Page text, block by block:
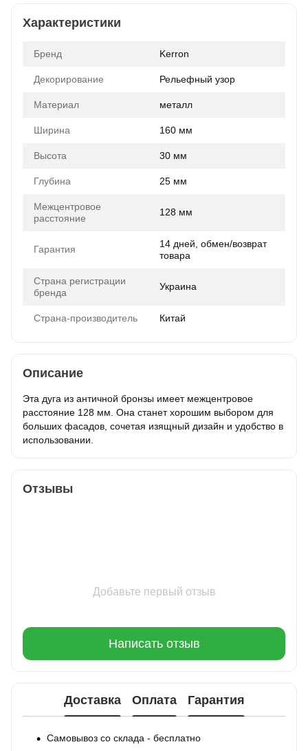
Характеристики
Бренд Kerron
Декорирование Рельефный узор
Материал металл
Ширина 160 мм
Высота 30 мм
Глубина 25 мм
Межцентровое
расстояние
128 мм
Гарантия
14 дней, обмен/возврат
товара
Страна регистрации
бренда
Украина
Страна-производитель Китай
Описание
Эта дуга из античной бронзы имеет межцентровое
расстояние 128 мм. Она станет хорошим выбором для
больших фасадов, сочетая изящный дизайн и удобство в
использовании.
Отзывы
Добавьте первый отзыв
Написать отзыв
Доставка Оплата Гарантия
Самовывоз со склада - бесплатно